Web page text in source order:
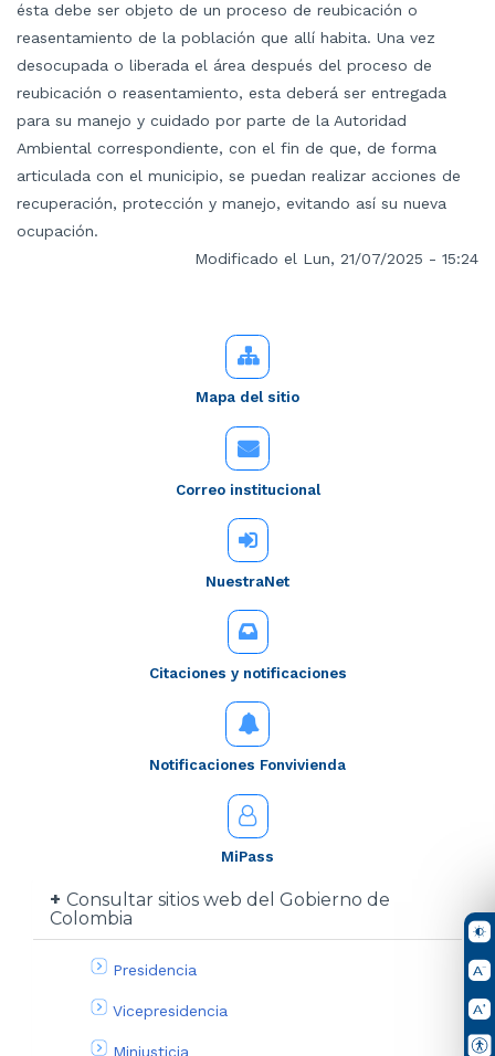
ésta debe ser objeto de un proceso de reubicación o
reasentamiento de la población que allí habita. Una vez
desocupada o liberada el área después del proceso de
reubicación o reasentamiento, esta deberá ser entregada
para su manejo y cuidado por parte de la Autoridad
Ambiental correspondiente, con el fin de que, de forma
articulada con el municipio, se puedan realizar acciones de
recuperación, protección y manejo, evitando así su nueva
ocupación.
Modificado el Lun, 21/07/2025 - 15:24
Mapa del sitio
Correo institucional
NuestraNet
Citaciones y notificaciones
Notificaciones Fonvivienda
MiPass
Consultar sitios web del Gobierno de
Colombia
Presidencia
Vicepresidencia
Minjusticia